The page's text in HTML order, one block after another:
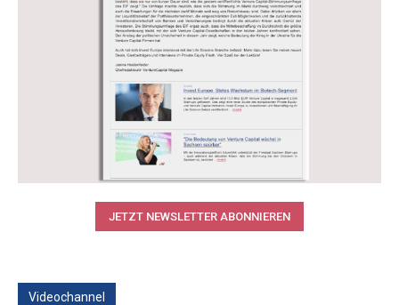
JETZT NEWSLETTER ABONNIEREN
Videochannel